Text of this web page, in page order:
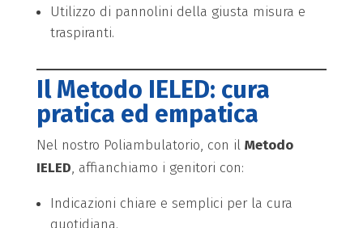
Utilizzo di pannolini della giusta misura e
traspiranti.
Il Metodo IELED: cura
pratica ed empatica
Nel nostro Poliambulatorio, con il Metodo
IELED, affianchiamo i genitori con:
Indicazioni chiare e semplici per la cura
quotidiana.